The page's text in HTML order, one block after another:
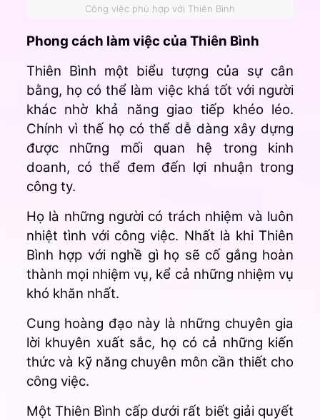
Công việc phù hợp với Thiên Bình
Phong cách làm việc của Thiên Bình
Thiên Bình một biểu tượng của sự cân
bằng, họ có thể làm việc khá tốt với người
khác nhờ khả năng giao tiếp khéo léo.
Chính vì thế họ có thể dễ dàng xây dựng
được những mối quan hệ trong kinh
doanh, có thể đem đến lợi nhuận trong
công ty.
Họ là những người có trách nhiệm và luôn
nhiệt tình với công việc. Nhất là khi Thiên
Bình hợp với nghề gì họ sẽ cố gắng hoàn
thành mọi nhiệm vụ, kể cả những nhiệm vụ
khó khăn nhất.
Cung hoàng đạo này là những chuyên gia
lời khuyên xuất sắc, họ có cả những kiến
thức và kỹ năng chuyên môn cần thiết cho
công việc.
Một Thiên Bình cấp dưới rất biết giải quyết